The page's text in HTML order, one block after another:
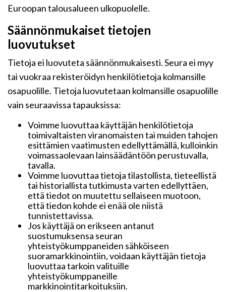
Euroopan talousalueen ulkopuolelle.
Säännönmukaiset tietojen
luovutukset
Tietoja ei luovuteta säännönmukaisesti. Seura ei myy
tai vuokraa rekisteröidyn henkilötietoja kolmansille
osapuolille. Tietoja luovutetaan kolmansille osapuolille
vain seuraavissa tapauksissa:
Voimme luovuttaa käyttäjän henkilötietoja
toimivaltaisten viranomaisten tai muiden tahojen
esittämien vaatimusten edellyttämällä, kulloinkin
voimassaolevaan lainsäädäntöön perustuvalla,
tavalla.
Voimme luovuttaa tietoja tilastollista, tieteellistä
tai historiallista tutkimusta varten edellyttäen,
että tiedot on muutettu sellaiseen muotoon,
että tiedon kohde ei enää ole niistä
tunnistettavissa.
Jos käyttäjä on erikseen antanut
suostumuksensa seuran
yhteistyökumppaneiden sähköiseen
suoramarkkinointiin, voidaan käyttäjän tietoja
luovuttaa tarkoin valituille
yhteistyökumppaneille
markkinointitarkoituksiin.